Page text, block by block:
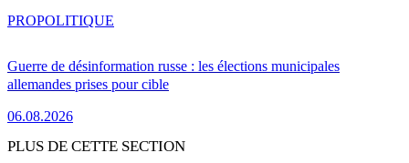
Guerre de désinformation russe : les élections municipales
allemandes prises pour cible
06.08.2026
PROPOLITIQUE
PLUS DE CETTE SECTION